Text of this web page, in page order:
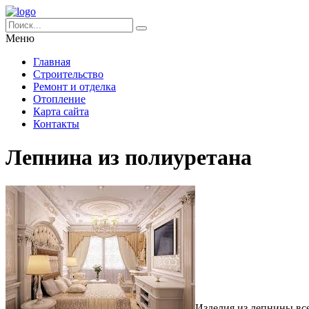
Меню
Главная
Строительство
Ремонт и отделка
Отопление
Карта сайта
Контакты
Лепнина из полиуретана